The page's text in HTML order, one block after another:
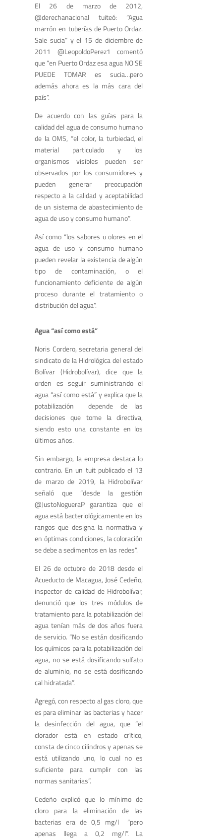
El 26 de marzo de 2012,
@derechanacional tuiteó: “Agua
marrón en tuberías de Puerto Ordaz.
Sale sucia” y el 15 de diciembre de
2011 @LeopoldoPerez1 comentó
que “en Puerto Ordaz esa agua NO SE
PUEDE TOMAR es sucia…pero
además ahora es la más cara del
país”.
De acuerdo con las guías para la
calidad del agua de consumo humano
de la OMS, “el color, la turbiedad, el
material particulado y los
organismos visibles pueden ser
observados por los consumidores y
pueden generar preocupación
respecto a la calidad y aceptabilidad
de un sistema de abastecimiento de
agua de uso y consumo humano”.
Así como “los sabores u olores en el
agua de uso y consumo humano
pueden revelar la existencia de algún
tipo de contaminación, o el
funcionamiento deficiente de algún
proceso durante el tratamiento o
distribución del agua”.
Agua “así como está”
Noris Cordero, secretaria general del
sindicato de la Hidrológica del estado
Bolívar (Hidrobolívar), dice que la
orden es seguir suministrando el
agua “así como está” y explica que la
potabilización depende de las
decisiones que tome la directiva,
siendo esto una constante en los
últimos años.
Sin embargo, la empresa destaca lo
contrario. En un tuit publicado el 13
de marzo de 2019, la Hidrobolívar
señaló que “desde la gestión
@JustoNogueraP garantiza que el
agua está bacteriológicamente en los
rangos que designa la normativa y
en óptimas condiciones, la coloración
se debe a sedimentos en las redes”.
El 26 de octubre de 2018 desde el
Acueducto de Macagua, José Cedeño,
inspector de calidad de Hidrobolívar,
denunció que los tres módulos de
tratamiento para la potabilización del
agua tenían más de dos años fuera
de servicio. “No se están dosificando
los químicos para la potabilización del
agua, no se está dosificando sulfato
de aluminio, no se está dosificando
cal hidratada”.
Agregó, con respecto al gas cloro, que
es para eliminar las bacterias y hacer
la desinfección del agua, que “el
clorador está en estado crítico,
consta de cinco cilindros y apenas se
está utilizando uno, lo cual no es
suficiente para cumplir con las
normas sanitarias”.
Cedeño explicó que lo mínimo de
cloro para la eliminación de las
bacterias era de 0,5 mg/l “pero
apenas llega a 0,2 mg/l”. La